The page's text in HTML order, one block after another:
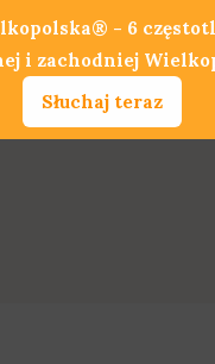
- 6
i zachodniej
Słuchaj teraz